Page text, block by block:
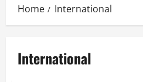
Home International
International